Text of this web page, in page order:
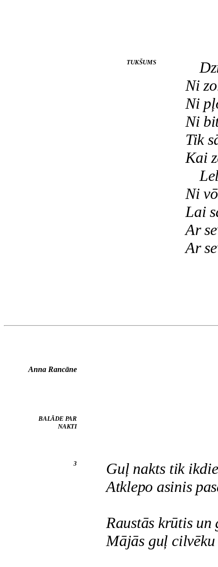
TUKŠUMS
Ni
Ni
Ni
Tik
Kai
Ni
Lai
Ar
Ar
Anna Rancāne
BALĀDE PAR
NAKTI
3
Guļ nakts tik
Atklepo asinis
Raustās krūtis
Mājās guļ